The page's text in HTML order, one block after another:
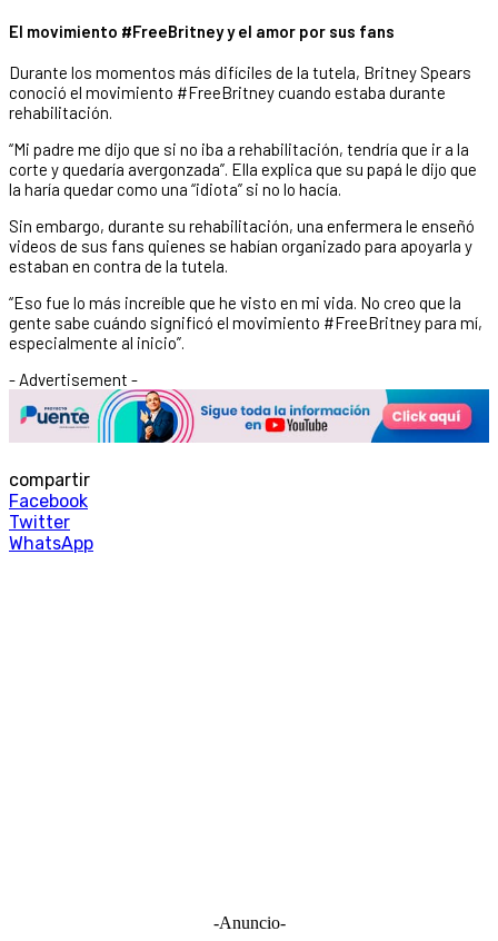
El movimiento #FreeBritney y el amor por sus fans
Durante los momentos más difíciles de la tutela, Britney Spears
conoció el movimiento #FreeBritney cuando estaba durante
rehabilitación.
“Mi padre me dijo que si no iba a rehabilitación, tendría que ir a la
corte y quedaría avergonzada”. Ella explica que su papá le dijo que
la haría quedar como una “idiota” si no lo hacía.
Sin embargo, durante su rehabilitación, una enfermera le enseñó
videos de sus fans quienes se habían organizado para apoyarla y
estaban en contra de la tutela.
“Eso fue lo más increíble que he visto en mi vida. No creo que la
gente sabe cuándo significó el movimiento #FreeBritney para mí,
especialmente al inicio”.
- Advertisement -
compartir
Facebook
Twitter
WhatsApp
-Anuncio-